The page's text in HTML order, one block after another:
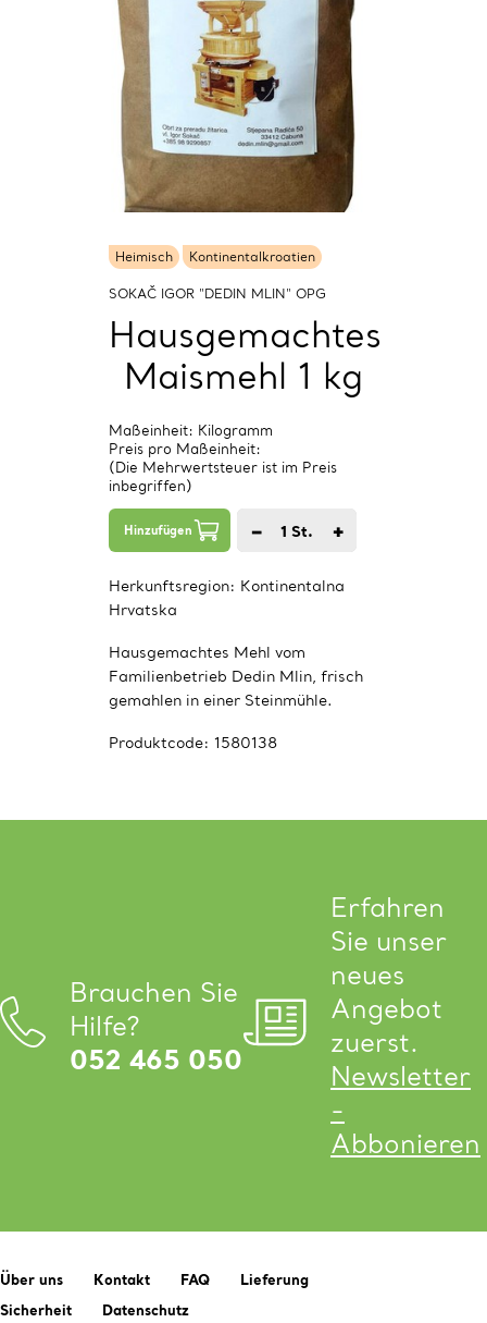
Heimisch Kontinentalkroatien
SOKAČ IGOR "DEDIN MLIN" OPG
Hausgemachtes
Maismehl 1 kg
Maßeinheit: Kilogramm
Preis pro Maßeinheit:
(Die Mehrwertsteuer ist im Preis
inbegriffen)
Hinzufügen − 1 St. +
Herkunftsregion: Kontinentalna
Hrvatska
Hausgemachtes Mehl vom
Familienbetrieb Dedin Mlin, frisch
gemahlen in einer Steinmühle.
Produktcode: 1580138
Brauchen Sie
Hilfe?
052 465 050
Erfahren
Sie unser
neues
Angebot
zuerst.
Newsletter
-
Abbonieren
Über uns Kontakt FAQ
Lieferung
Sicherheit
Datenschutz